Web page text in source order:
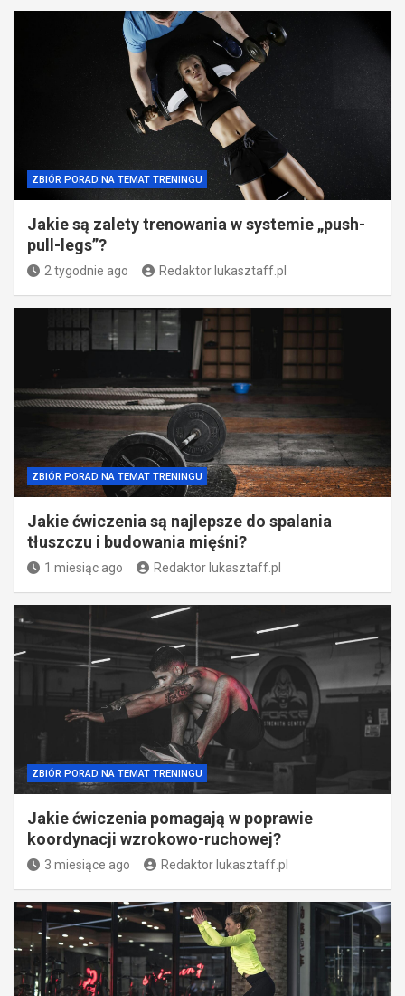
ZBIÓR PORAD NA TEMAT TRENINGU
Jakie są zalety trenowania w systemie „push-
pull-legs”?
2 tygodnie ago Redaktor lukasztaff.pl
ZBIÓR PORAD NA TEMAT TRENINGU
Jakie ćwiczenia są najlepsze do spalania
tłuszczu i budowania mięśni?
1 miesiąc ago Redaktor lukasztaff.pl
ZBIÓR PORAD NA TEMAT TRENINGU
Jakie ćwiczenia pomagają w poprawie
koordynacji wzrokowo-ruchowej?
3 miesiące ago Redaktor lukasztaff.pl